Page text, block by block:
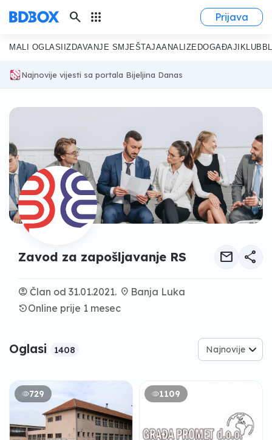
search apps Prijava
MALI OGLASI IZDAVANJE SMJEŠTAJAANALIZE DOGAĐAJI KLUB
Najnovije vijesti sa portala Bijeljina Danas
Zavod za zapošljavanje RS mail share
account_circle Član od 31.01.2021. location_on Banja Luka
settings_backup_restoreOnline prije 1 mesec
Oglasi 1408 Najnovije
729 1109